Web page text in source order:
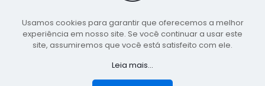
Copyright 2021-2026 - Assessoria de Comunicação da
Prefeitura de São Bento do Una - PE
publicidadeLumusWeb - Agência Digital
Usamos cookies para garantir que oferecemos a melhor
experiência em nosso site. Se você continuar a usar este
site, assumiremos que você está satisfeito com ele.
Leia mais...